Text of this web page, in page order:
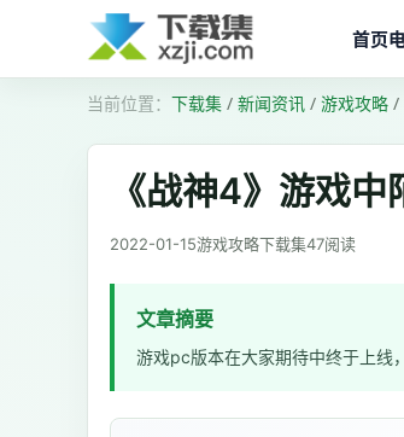
首页
下载集 / 新闻资讯 / 游戏攻略 /
《战神4》游戏
2022-01-15游戏攻略下载集47阅读
文章摘要
游戏pc版本在大家期待中终于上线